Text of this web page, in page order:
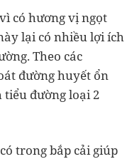
có hương vị ngọt
lại có nhiều lợi ích
Theo các
đường huyết ổn
tiểu đường loại 2
trong bắp cải giúp